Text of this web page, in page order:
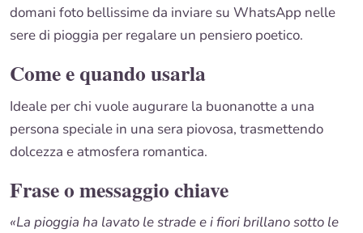
domani foto bellissime da inviare su WhatsApp nelle
sere di pioggia per regalare un pensiero poetico.
Come e quando usarla
Ideale per chi vuole augurare la buonanotte a una
persona speciale in una sera piovosa, trasmettendo
dolcezza e atmosfera romantica.
Frase o messaggio chiave
«La pioggia ha lavato le strade e i fiori brillano sotto le